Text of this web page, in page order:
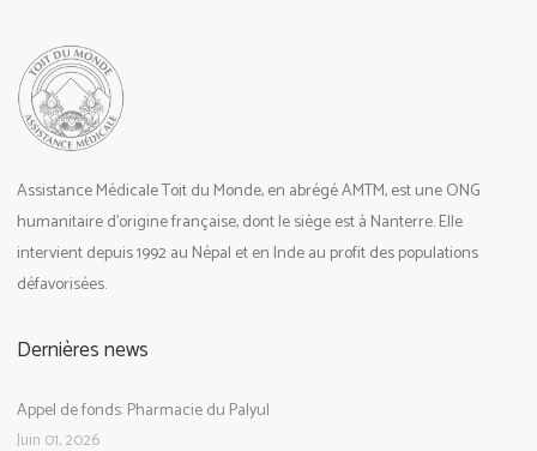
Assistance Médicale Toit du Monde, en abrégé AMTM, est une ONG
humanitaire d’origine française, dont le siège est à Nanterre. Elle
intervient depuis 1992 au Népal et en Inde au profit des populations
défavorisées.
Dernières news
Appel de fonds: Pharmacie du Palyul
Juin 01, 2026